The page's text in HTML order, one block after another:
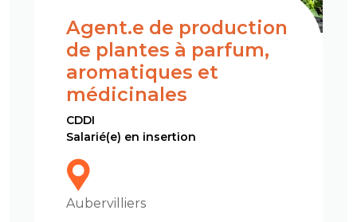
Agent.e de production
de plantes à parfum,
aromatiques et
médicinales
CDDI
Salarié(e) en insertion
Aubervilliers